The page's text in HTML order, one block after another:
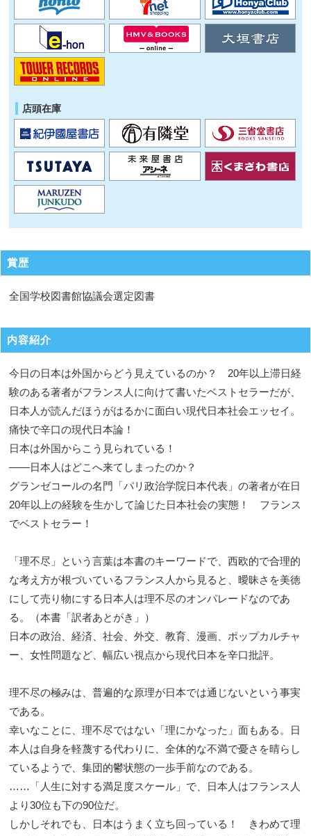
店頭在庫
賞歴
全国学校図書館協議会選定図書
内容紹介
今日の日本は外国からどう見えているのか？ 20年以上滞日経
験のある著者がフランス人に向けて書いたベストセラーだが、
日本人が読んだほうがはるかに面白い現代日本社会エッセイ。
痛快で辛口の現代日本論！
日本は外国からこう見られている！
——日本人はどこへ来てしまったのか？
グランゼコールの名門「パリ政治学院日本代表」の著者が在日
20年以上の経験を生かして論じた日本社会の実態！ フランス
でベストセラー！
「理不尽」という言葉は本書のキーワードで、西欧的で合理的
な考え方が根づいているフランス人から見ると、曖昧さを美徳
にして売り物にする日本人は理不尽のオンパレードなのであ
る。（本書「訳者あとがき」）
日本の政治、経済、社会、外交、教育、漫画、ポップカルチャ
ー、女性問題など、幅広い視点から現代日本を辛口批評。
理不尽の極みは、普遍的な原理が日本では通じないという事実
である。
幸いなことに、理不尽ではない「理にかなった」面もある。日
本人は自身を軽蔑する代わりに、全体的な不満で憂さを晴らし
ているようで、集団的鬱状態の一歩手前なのである。
……「人生に対する満足度スケール」で、日本人はフランス人
より30位も下の90位だ。
しかしそれでも、日本はうまく立ち回っている！ きわめて理